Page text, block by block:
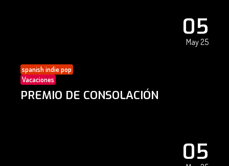
05
May 25
spanish indie pop
Vacaciones
PREMIO DE CONSOLACIÓN
05